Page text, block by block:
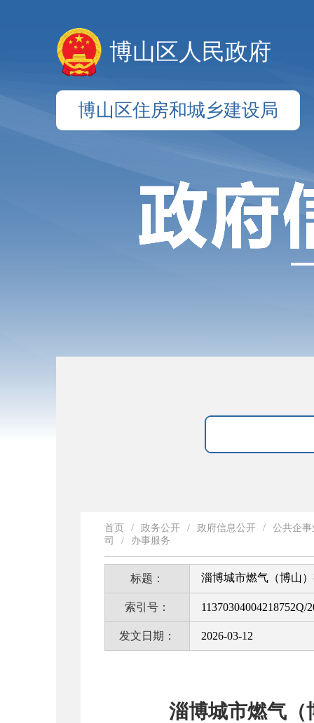
博山区人民政府
博山区住房和城乡建设局
首页 / 政务公开 / 政府信息公开 /
公共企
司
/ 办事服务
标题： 淄博城市燃气（博山
索引号： 11370304004218752Q/
发文日期： 2026-03-12
淄博城市燃气（